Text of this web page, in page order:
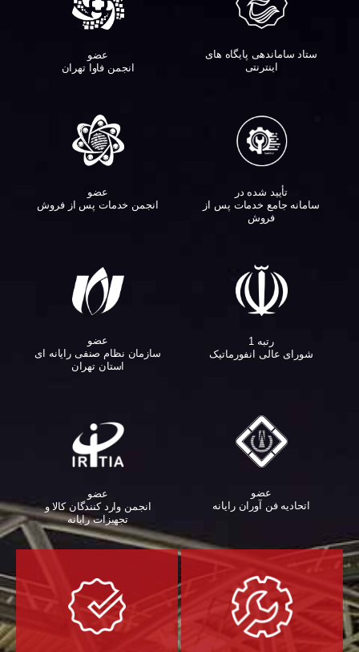
ستاد ساماندهی پایگاه های
اینترنتی
عضو
انجمن فاوا تهران
تأیید شده در
سامانه جامع خدمات پس از
فروش
عضو
انجمن خدمات پس از فروش
رتبه 1
شورای عالی انفورماتیک
عضو
سازمان نظام صنفی رایانه ای
استان تهران
عضو
اتحادیه فن آوران رایانه
عضو
انجمن وارد کنندگان کالا و
تجهیزات رایانه‌